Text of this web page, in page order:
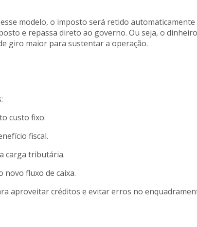
modelo, o imposto será retido
e repassa direto ao governo. Ou seja, o
giro maior para sustentar a operação.
custo fixo.
fiscal.
carga tributária.
novo fluxo de caixa.
aproveitar créditos e evitar erros no